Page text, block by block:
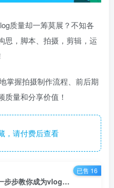
质量却一筹莫展？不知各
思，脚本、拍摄，剪辑，运
掌握拍摄制作流程、前后期
质量和分享价值！
请付费后查看
《从零开始的旅拍vlog指南》一步步教你成为vlog达人
已售 16